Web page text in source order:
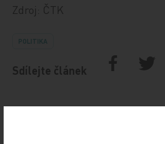
Zdroj: ČTK
POLITIKA
Sdílejte článek